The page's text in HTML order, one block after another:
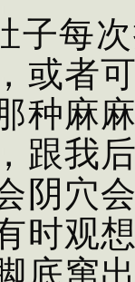
子每
或者
种麻
跟我
阴穴
时观
底窜